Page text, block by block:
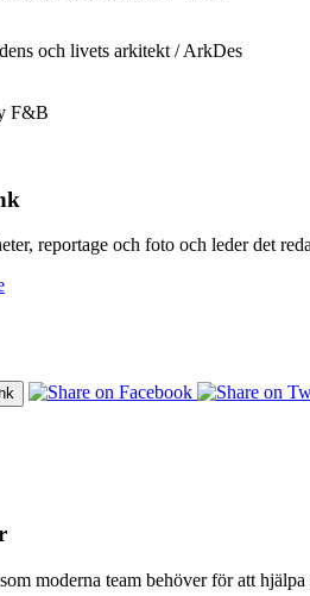
och livets arkitekt / ArkDes
F&B
reportage och foto och leder det
moderna team behöver för att